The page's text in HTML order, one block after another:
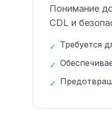
Понимание
CDL и
✓ Требуется
✓
✓